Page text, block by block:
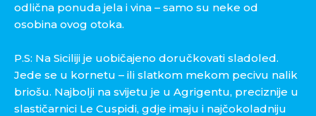
odlična ponuda jela i vina – samo su neke od
osobina ovog otoka.
P.S: Na Siciliji je uobičajeno doručkovati sladoled.
Jede se u kornetu – ili slatkom mekom pecivu nalik
briošu. Najbolji na svijetu je u Agrigentu, preciznije u
slastičarnici Le Cuspidi, gdje imaju i najčokoladniju